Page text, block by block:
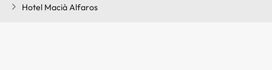
Hotel Macià Alfaros